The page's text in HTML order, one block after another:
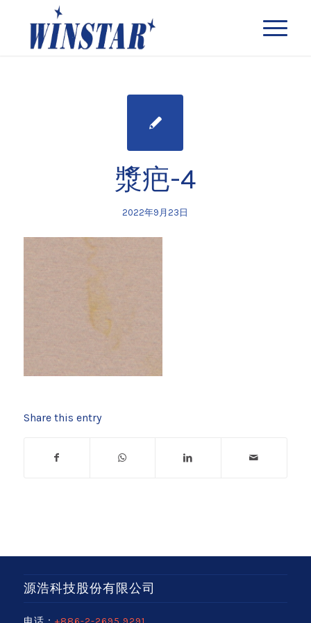
漿疤-4
2022年9月23日
Share this entry
源浩科技股份有限公司